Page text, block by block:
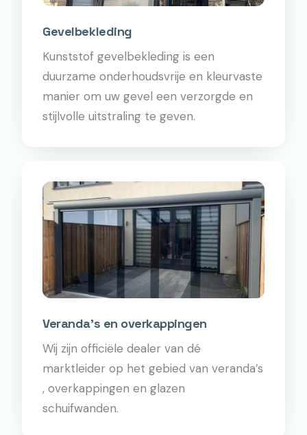
Gevelbekleding
Kunststof gevelbekleding is een
duurzame onderhoudsvrije en kleurvaste
manier om uw gevel een verzorgde en
stijlvolle uitstraling te geven.
Veranda's en overkappingen
Wij zijn officiële dealer van dé
marktleider op het gebied van veranda’s
, overkappingen en glazen
schuifwanden.